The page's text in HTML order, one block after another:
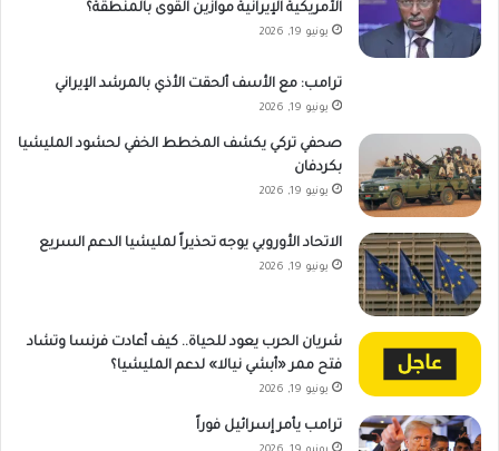
الأمريكية الإيرانية موازين القوى بالمنطقة؟
يونيو 19, 2026
ترامب: مع الأسف ألحقت الأذي بالمرشد الإيراني
يونيو 19, 2026
صحفي تركي يكشف المخطط الخفي لحشود المليشيا
بكردفان
يونيو 19, 2026
الاتحاد الأوروبي يوجه تحذيراً لمليشيا الدعم السريع
يونيو 19, 2026
شريان الحرب يعود للحياة.. كيف أعادت فرنسا وتشاد
فتح ممر «أبشي نيالا» لدعم المليشيا؟
يونيو 19, 2026
ترامب يأمر إسرائيل فوراً